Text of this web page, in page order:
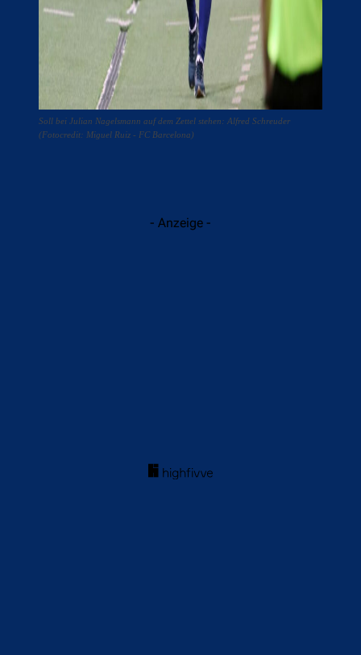
Soll bei Julian Nagelsmann auf dem Zettel stehen: Alfred Schreuder
(Fotocredit: Miguel Ruiz - FC Barcelona)
- Anzeige -